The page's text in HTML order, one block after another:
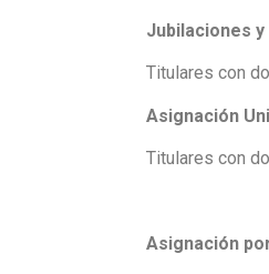
Jubilaciones
Titulares con
Asignación
Titulares con
Asignación